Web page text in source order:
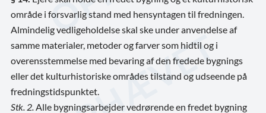
område i forsvarlig stand med hensyntagen til fredningen.
Almindelig vedligeholdelse skal ske under anvendelse af
samme materialer, metoder og farver som hidtil og i
overensstemmelse med bevaring af den fredede bygnings
eller det kulturhistoriske områdes tilstand og udseende på
fredningstidspunktet.
Stk. 2. Alle bygningsarbejder vedrørende en fredet bygning